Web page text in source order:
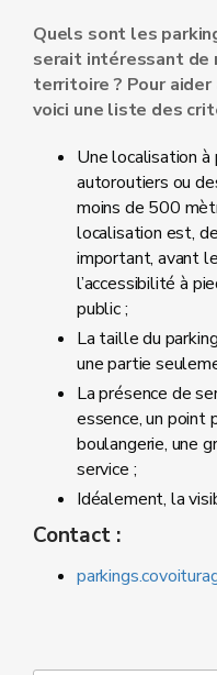
Quels sont les
serait intéressant de
territoire ? Pour
voici une liste des
Une localisation
autoroutiers ou
moins de 500
localisation est,
important, avant
l’accessibilité à
public ;
La taille du
une partie
La présence de
essence, un point
boulangerie, une
service ;
Idéalement, la
Contact :